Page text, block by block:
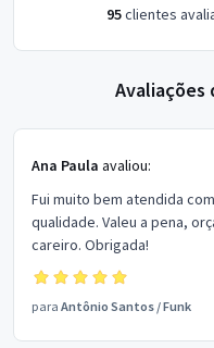
95clientes
Avaliações
Ana Paula avaliou:
Fui muito bem atendida
qualidade. Valeu a pena,
careiro. Obrigada!
para Antônio Santos /Funk